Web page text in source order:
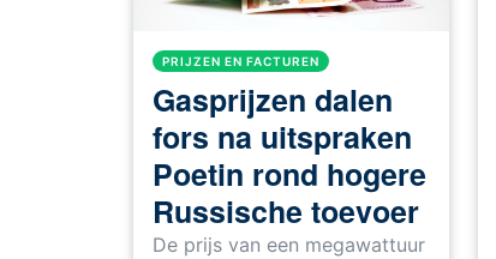
PRIJZEN EN FACTUREN
Gasprijzen dalen
fors na uitspraken
Poetin rond hogere
Russische toevoer
De prijs van een megawattuur